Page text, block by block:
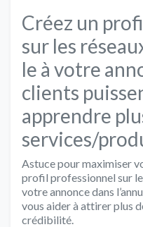
Créez un
sur les
le à votre
clients
apprendre
services/
Astuce pour maximiser
profil professionnel sur
votre annonce dans
vous aider à attirer plus
crédibilité.